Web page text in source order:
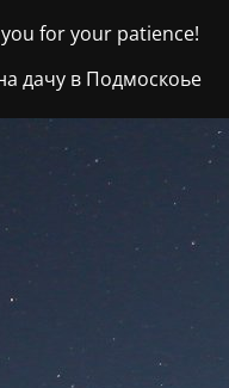
for your patience!
дачу в Подмоскоье